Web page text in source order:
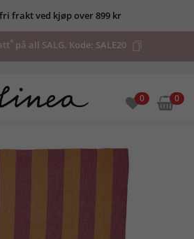
frakt ved kjøp over 899 kr
* på all SALG. Kode: SALE20
0 0